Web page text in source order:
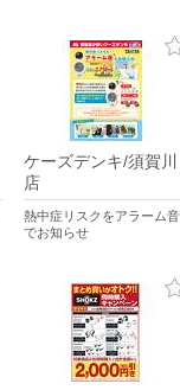
ケーズデンキ/須賀川
店
熱中症リスクをアラーム音
でお知らせ